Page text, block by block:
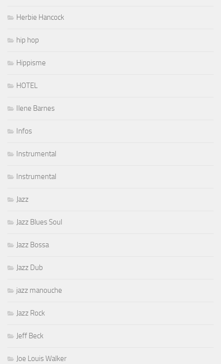
Herbie Hancock
hip hop
Hippisme
HOTEL
Ilene Barnes
Infos
Instrumental
Instrumental
Jazz
Jazz Blues Soul
Jazz Bossa
Jazz Dub
jazz manouche
Jazz Rock
Jeff Beck
Joe Louis Walker